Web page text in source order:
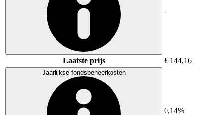
-
Laatste prijs £ 144,16
Jaarlijkse fondsbeheerkosten
0,14%